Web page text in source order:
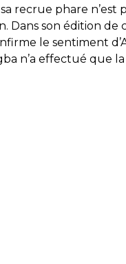
recrue phare n’est
Dans son édition de
le sentiment
n’a effectué que la